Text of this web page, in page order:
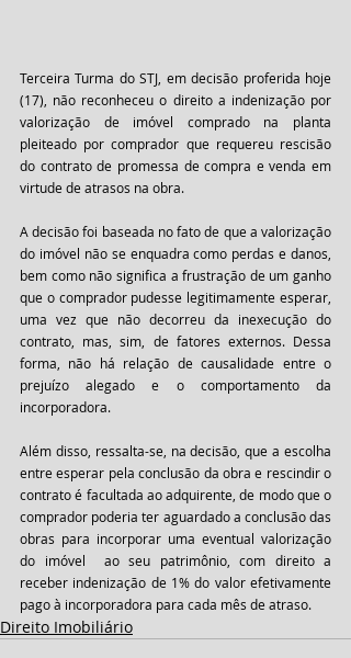
Terceira Turma do STJ, em decisão proferida hoje
(17), não reconheceu o direito a indenização por
valorização de imóvel comprado na planta
pleiteado por comprador que requereu rescisão
do contrato de promessa de compra e venda em
virtude de atrasos na obra.
A decisão foi baseada no fato de que a valorização
do imóvel não se enquadra como perdas e danos,
bem como não significa a frustração de um ganho
que o comprador pudesse legitimamente esperar,
uma vez que não decorreu da inexecução do
contrato, mas, sim, de fatores externos. Dessa
forma, não há relação de causalidade entre o
prejuízo alegado e o comportamento da
incorporadora.
Além disso, ressalta-se, na decisão, que a escolha
entre esperar pela conclusão da obra e rescindir o
contrato é facultada ao adquirente, de modo que o
comprador poderia ter aguardado a conclusão das
obras para incorporar uma eventual valorização
do imóvel  ao seu patrimônio, com direito a
receber indenização de 1% do valor efetivamente
pago à incorporadora para cada mês de atraso.
Direito Imobiliário